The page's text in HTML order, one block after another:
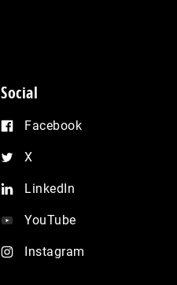
Social
Facebook
X
LinkedIn
YouTube
Instagram